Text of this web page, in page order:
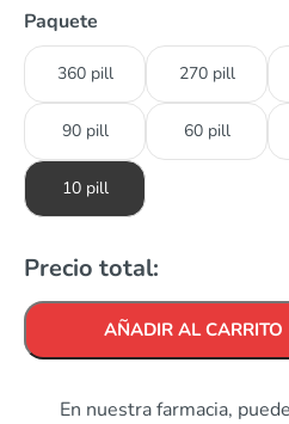
Paquete
360 pill 270 pill
90 pill 60 pill
10 pill
Precio total:
AÑADIR AL CARRITO
En nuestra farmacia,